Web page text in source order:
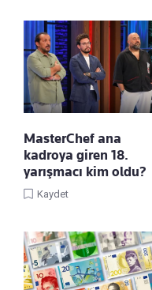
MasterChef ana
kadroya giren 18.
yarışmacı kim oldu?
Kaydet